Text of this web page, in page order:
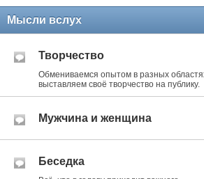
Мысли вслух
Творчество
Обмениваемся опытом в разных областях
выставляем своё творчество на публику.
Мужчина и женщина
Беседка